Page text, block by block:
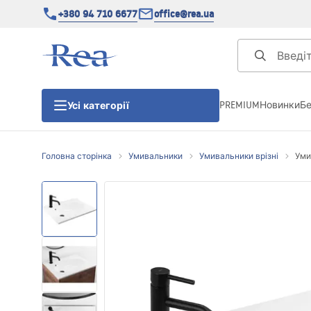
+380 94 710 6677 office@rea.ua
Усі категорії
Душові двері
Душові лінійні зливи
PREMIUMНовинки
Головна сторінка Умивальники Умивальники врізні